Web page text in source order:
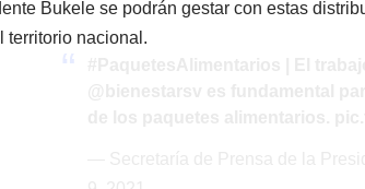
Bukele se podrán gestar con estas
territorio nacional.